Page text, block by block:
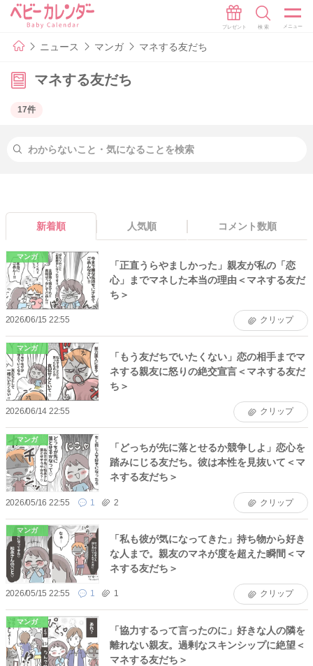
ニュース マンガ マネする友だち
マネする友だち
17件
新着順 人気順 コメント数順
マンガ
「正直うらやましかった」親友が私の「恋
心」までマネした本当の理由＜マネする友だ
ち＞
2026/06/15 22:55 クリップ
マンガ
「もう友だちでいたくない」恋の相手までマ
ネする親友に怒りの絶交宣言＜マネする友だ
ち＞
2026/06/14 22:55 クリップ
マンガ
「どっちが先に落とせるか競争しよ」恋心を
踏みにじる友だち。彼は本性を見抜いて＜マ
ネする友だち＞
2026/05/16 22:55 1 2 クリップ
マンガ
「私も彼が気になってきた」持ち物から好き
な人まで。親友のマネが度を超えた瞬間＜マ
ネする友だち＞
2026/05/15 22:55 1 1 クリップ
マンガ
「協力するって言ったのに」好きな人の隣を
離れない親友。過剰なスキンシップに絶望＜
マネする友だち＞